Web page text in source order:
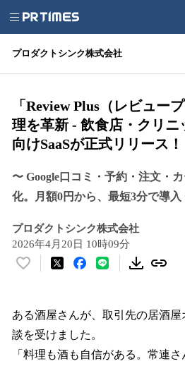
プロダクトシンク株式会社
「Review Plus（レビュー
理を革新 - 飲食店・クリニ
向けSaaSが正式リリース！
〜 Google口コミ・予約・注文・
化。月額0円から、最短3分で導入
プロダクトシンク株式会社
2026年4月20日 10時09分
い
！
数
を
読
ある酒屋さんが、取引先の居酒
談を受けました。
「料理も酒も自信がある。常連さ